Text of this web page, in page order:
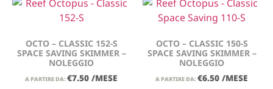
OCTO – CLASSIC 152-S
SPACE SAVING SKIMMER –
NOLEGGIO
A PARTIRE DA: €7.50 /MESE
OCTO – CLASSIC 150-S
SPACE SAVING SKIMMER –
NOLEGGIO
A PARTIRE DA: €6.50 /MESE